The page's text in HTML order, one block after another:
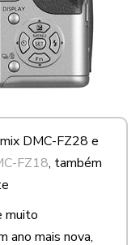
DMC-FZ28 e
FZ18, também
muito
ano mais nova,